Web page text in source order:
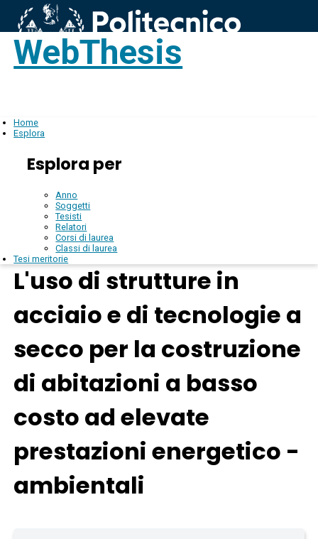
WebThesis
Home
Esplora
Esplora per
Anno
Soggetti
Tesisti
Relatori
Corsi di laurea
Classi di laurea
Tesi meritorie
L'uso di strutture in
acciaio e di tecnologie a
secco per la costruzione
di abitazioni a basso
costo ad elevate
prestazioni energetico -
ambientali